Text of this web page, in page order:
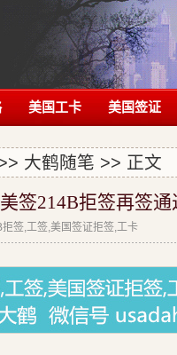
美国工卡 美国签证
大鹤随笔 >> 正文
签214B拒签再签通
签,工签,美国签证拒签,工卡